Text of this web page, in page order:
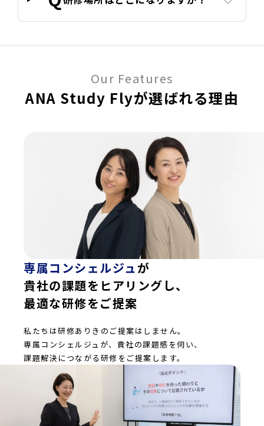
Our Features
ANA Study Flyが選ばれる理由
専属コンシェルジュが
貴社の課題をヒアリングし、
最適な研修をご提案
私たちは研修ありきのご提案はしません。
専属コンシェルジュが、貴社の課題感を伺い、
課題解決につながる研修をご提案します。